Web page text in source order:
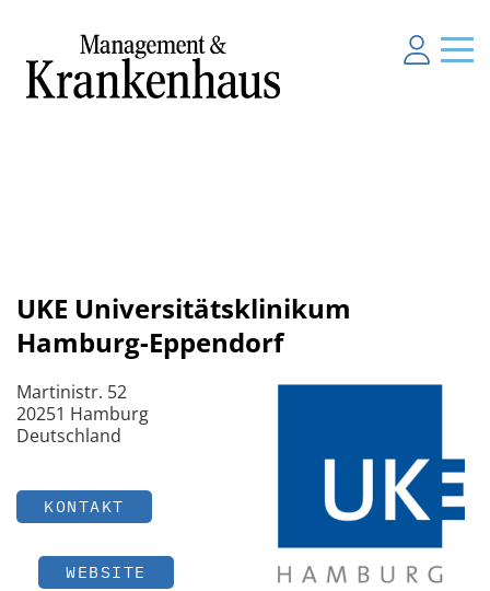
UKE Universitätsklinikum
Hamburg-Eppendorf
Martinistr. 52
20251 Hamburg
Deutschland
KONTAKT
WEBSITE